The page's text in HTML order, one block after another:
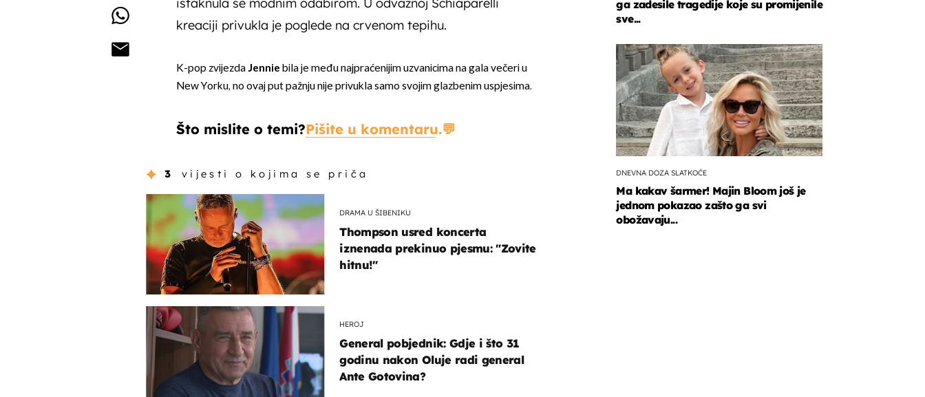
kreaciji privukla je poglede na crvenom tepihu.
K-pop zvijezdaJennie bila je među najpraćenijim uzvanicima na gala večeri u
New Yorku, no ovaj put pažnju nije privukla samo svojim glazbenim uspjesima.
Što mislite o temi?Pišite u komentaru.
3 vijesti o kojima se priča
DRAMA U ŠIBENIKU
Thompson usred koncerta
iznenada prekinuo pjesmu: "Zovite
hitnu!"
HEROJ
General pobjednik: Gdje i što 31
godinu nakon Oluje radi general
Ante Gotovina?
ga zadesile tragedije koje su promijenile
sve...
DNEVNA DOZA SLATKOĆE
Ma kakav šarmer! Majin Bloom još je
jednom pokazao zašto ga svi
obožavaju...